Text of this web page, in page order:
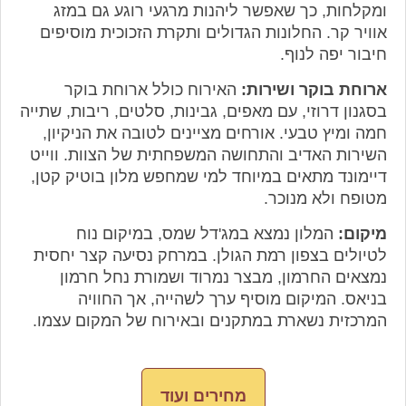
ומקלחות, כך שאפשר ליהנות מרגעי רוגע גם במזג
אוויר קר. החלונות הגדולים ותקרת הזכוכית מוסיפים
חיבור יפה לנוף.
ארוחת בוקר ושירות: האירוח כולל ארוחת בוקר
בסגנון דרוזי, עם מאפים, גבינות, סלטים, ריבות, שתייה
חמה ומיץ טבעי. אורחים מציינים לטובה את הניקיון,
השירות האדיב והתחושה המשפחתית של הצוות. ווייט
דיימונד מתאים במיוחד למי שמחפש מלון בוטיק קטן,
מטופח ולא מנוכר.
מיקום: המלון נמצא במג'דל שמס, במיקום נוח
לטיולים בצפון רמת הגולן. במרחק נסיעה קצר יחסית
נמצאים החרמון, מבצר נמרוד ושמורת נחל חרמון
בניאס. המיקום מוסיף ערך לשהייה, אך החוויה
המרכזית נשארת במתקנים ובאירוח של המקום עצמו.
מחירים ועוד